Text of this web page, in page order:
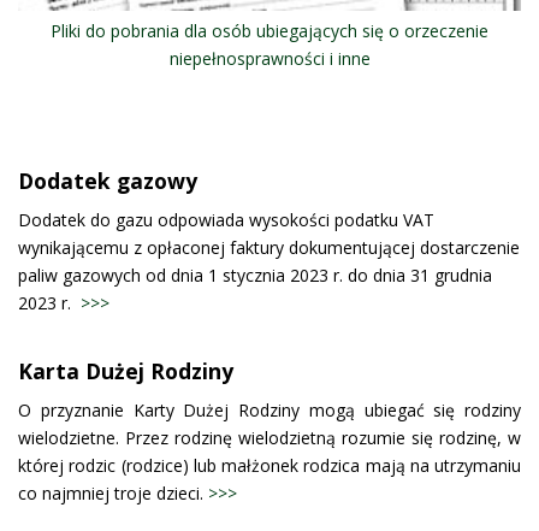
Pliki do pobrania dla osób ubiegających się o orzeczenie
niepełnosprawności i inne
Dodatek gazowy
Dodatek do gazu odpowiada wysokości podatku VAT
wynikającemu z opłaconej faktury dokumentującej dostarczenie
paliw gazowych od dnia 1 stycznia 2023 r. do dnia 31 grudnia
2023 r. >>>
Karta Dużej Rodziny
O przyznanie Karty Dużej Rodziny mogą ubiegać się rodziny
wielodzietne. Przez rodzinę wielodzietną rozumie się rodzinę, w
której rodzic (rodzice) lub małżonek rodzica mają na utrzymaniu
co najmniej troje dzieci. >>>